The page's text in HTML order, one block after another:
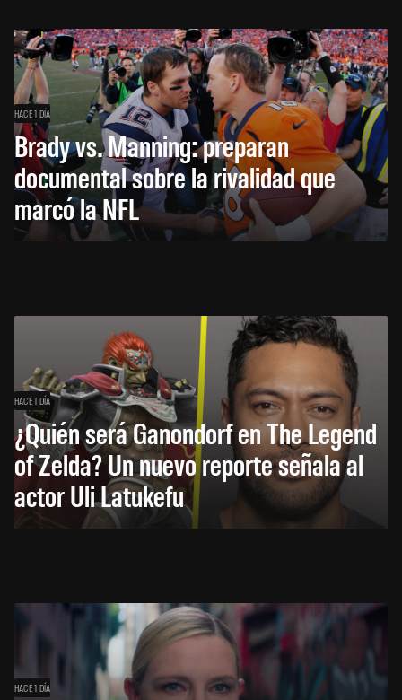
HACE 1 DÍA
Brady vs. Manning: preparan
documental sobre la rivalidad que
marcó la NFL
HACE 1 DÍA
¿Quién será Ganondorf en The Legend
of Zelda? Un nuevo reporte señala al
actor Uli Latukefu
HACE 1 DÍA